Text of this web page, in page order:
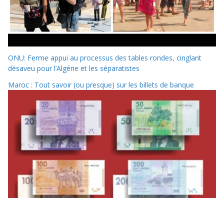
ONU: Ferme appui au processus des tables rondes, cinglant
désaveu pour l’Algérie et les séparatistes
Maroc : Tout savoir (ou presque) sur les billets de banque